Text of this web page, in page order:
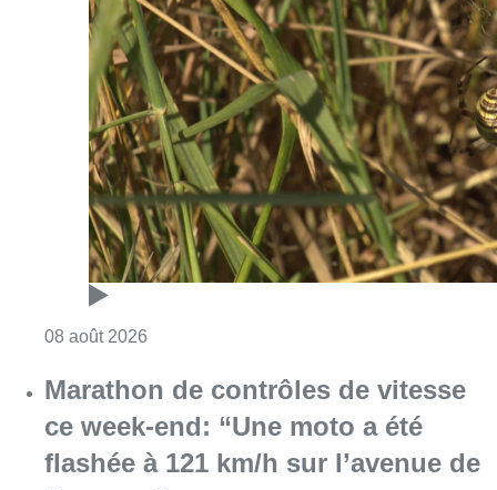
08 août 2026Consulter l'article "Au Moeraske, Bart
Marathon de contrôles de vitesse
ce week-end: “Une moto a été
flashée à 121 km/h sur l’avenue de
Tervuren”